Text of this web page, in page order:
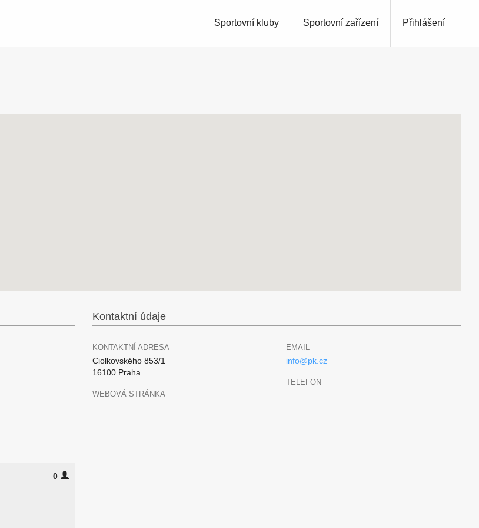
Přihlášení
Sportovní kluby Sportovní zařízení
Kontaktní údaje
KONTAKTNÍ ADRESA
Ciolkovského 853/1
16100 Praha
WEBOVÁ STRÁNKA
EMAIL
info@pk.cz
TELEFON
0